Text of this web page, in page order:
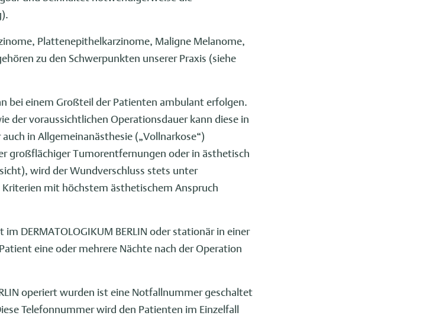
Plattenepithelkarzinome, Maligne Melanome,
zu den Schwerpunkten unserer Praxis (siehe
bei einem Großteil der Patienten ambulant erfolgen.
der voraussichtlichen Operationsdauer kann diese in
in Allgemeinanästhesie („Vollnarkose“)
großflächiger Tumorentfernungen oder in ästhetisch
wird der Wundverschluss stets unter
mit höchstem ästhetischem Anspruch
DERMATOLOGIKUM BERLIN oder stationär in einer
eine oder mehrere Nächte nach der Operation
operiert wurden ist eine Notfallnummer geschaltet
Telefonnummer wird den Patienten im Einzelfall